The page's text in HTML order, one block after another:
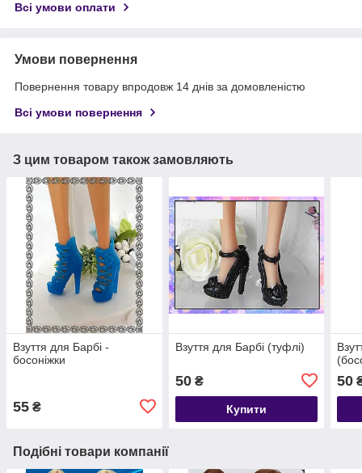
Всі умови оплати
Умови повернення
Повернення товару впродовж 14 днів за домовленістю
Всі умови повернення
З цим товаром також замовляють
Взуття для Барбі -
босоніжки
55 ₴
Взуття для Барбі (туфлі)
50₴
Купити
50
Подібні товари компанії